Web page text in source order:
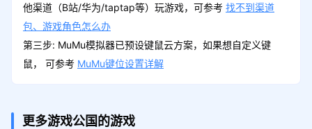
他渠道（B站/华为/taptap等）玩游戏，可参考 找不到渠道
包、游戏角色怎么办
第三步: MuMu模拟器已预设键鼠云方案，如果想自定义键
鼠， 可参考 MuMu键位设置详解
更多游戏公国的游戏